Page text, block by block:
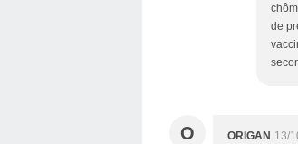
de
O ORIGAN 13/